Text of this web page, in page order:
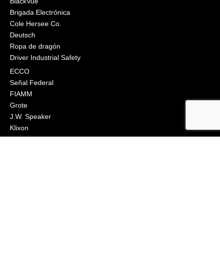
Brigada Electrónica
Cole Hersee Co.
Deutsch
Ropa de dragón
Driver Industrial Safety
ECCO
Señal Federal
FIAMM
Grote
J.W. Speaker
Klixon
Littelfuse